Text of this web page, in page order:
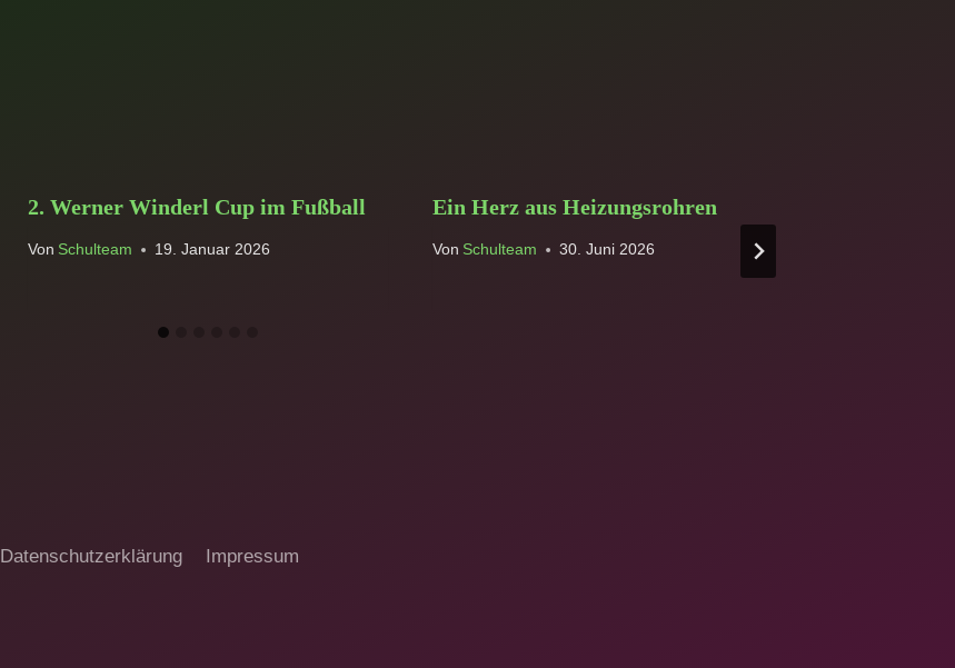
2. Werner Winderl Cup im Fußball
Von Schulteam 19. Januar 2026
Ein Herz aus Heizungsrohren
Von Schulteam 30. Juni 2026
Datenschutzerklärung Impressum